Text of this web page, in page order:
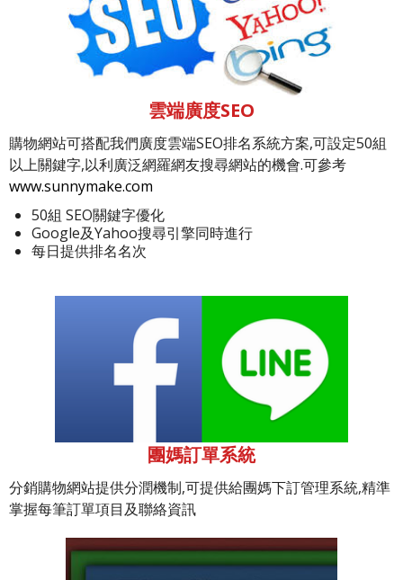
雲端廣度SEO
購物網站可搭配我們廣度雲端SEO排名系統方案,可設定50組
以上關鍵字,以利廣泛網羅網友搜尋網站的機會.可參考
www.sunnymake.com
50組 SEO關鍵字優化
Google及Yahoo搜尋引擎同時進行
每日提供排名名次
團媽訂單系統
分銷購物網站提供分潤機制,可提供給團媽下訂管理系統,精準
掌握每筆訂單項目及聯絡資訊